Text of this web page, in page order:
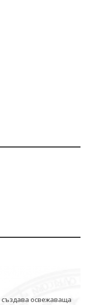
създава освежаваща